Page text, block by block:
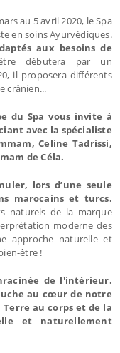
au 5 avril 2020, le Spa
en soins Ayurvédiques.
aux besoins de
débutera par un
il proposera différents
crânien...
du Spa vous invite à
avec la spécialiste
Celine Tadrissi,
de Céla.
lors d’une seule
marocains et turcs.
naturels de la marque
moderne des
approche naturelle et
être !
de l'intérieur.
au cœur de notre
au corps et de la
et naturellement